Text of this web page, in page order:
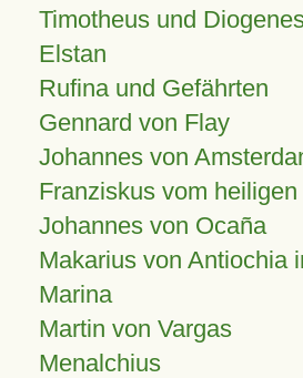
Timotheus und
Elstan
Rufina und Gefährten
Gennard von Flay
Johannes von
Franziskus vom
Johannes von Ocaña
Makarius von Antiochia
Marina
Martin von Vargas
Menalchius